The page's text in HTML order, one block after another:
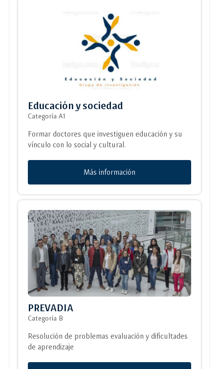
Educación y sociedad
Categoría A1
Formar doctores que investiguen educación y su
vínculo con lo social y cultural.
Más información
PREVADIA
Categoría B
Resolución de problemas evaluación y dificultades
de aprendizaje